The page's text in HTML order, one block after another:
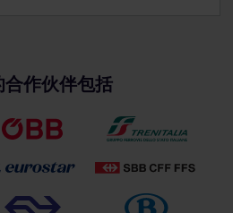
作伙伴包括